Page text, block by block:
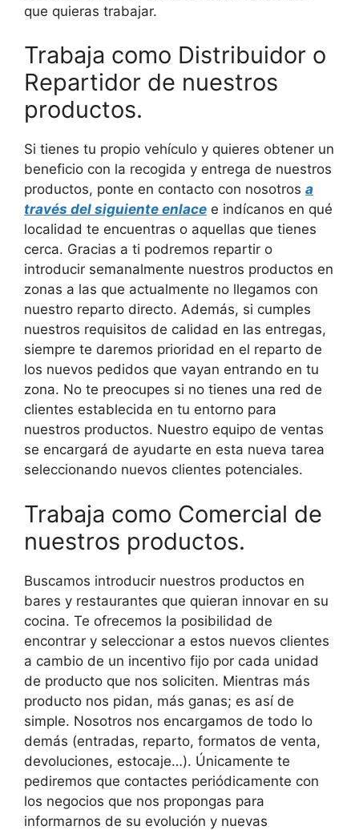
que quieras trabajar.
Trabaja como Distribuidor o
Repartidor de nuestros
productos.
Si tienes tu propio vehículo y quieres obtener un
beneficio con la recogida y entrega de nuestros
productos, ponte en contacto con nosotros a
través del siguiente enlace e indícanos en qué
localidad te encuentras o aquellas que tienes
cerca. Gracias a ti podremos repartir o
introducir semanalmente nuestros productos en
zonas a las que actualmente no llegamos con
nuestro reparto directo. Además, si cumples
nuestros requisitos de calidad en las entregas,
siempre te daremos prioridad en el reparto de
los nuevos pedidos que vayan entrando en tu
zona. No te preocupes si no tienes una red de
clientes establecida en tu entorno para
nuestros productos. Nuestro equipo de ventas
se encargará de ayudarte en esta nueva tarea
seleccionando nuevos clientes potenciales.
Trabaja como Comercial de
nuestros productos.
Buscamos introducir nuestros productos en
bares y restaurantes que quieran innovar en su
cocina. Te ofrecemos la posibilidad de
encontrar y seleccionar a estos nuevos clientes
a cambio de un incentivo fijo por cada unidad
de producto que nos soliciten. Mientras más
producto nos pidan, más ganas; es así de
simple. Nosotros nos encargamos de todo lo
demás (entradas, reparto, formatos de venta,
devoluciones, estocaje…). Únicamente te
pediremos que contactes periódicamente con
los negocios que nos propongas para
informarnos de su evolución y nuevas